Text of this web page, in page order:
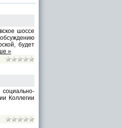
шоссе
будет
»
Коллегии